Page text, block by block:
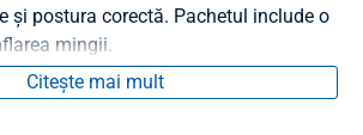
și postura corectă. Pachetul include o
mingii.
Citește mai mult